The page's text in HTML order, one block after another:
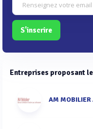
S'inscrire
Entreprises proposant
AM MOBILIER